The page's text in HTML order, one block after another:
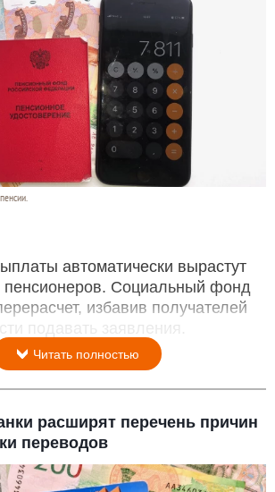
автоматически вырастут
пенсионеров. Социальный фонд
избавив получателей
подавать заявления.
Читать полностью
расширят перечень причин
переводов